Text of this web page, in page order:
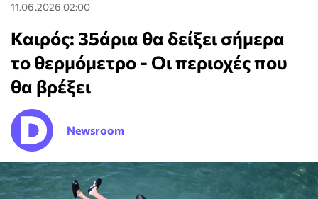
11.06.2026 02:00
Καιρός: 35άρια θα δείξει σήμερα
το θερμόμετρο - Οι περιοχές που
θα βρέξει
Newsroom